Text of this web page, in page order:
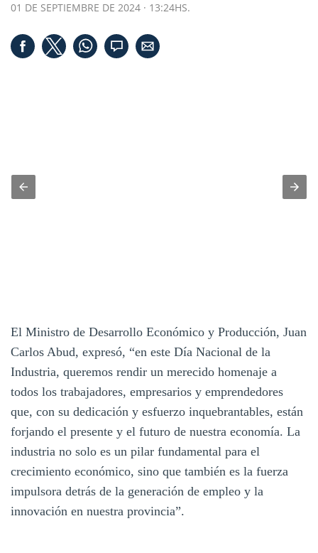
01 DE SEPTIEMBRE DE 2024 · 13:24HS.
El Ministro de Desarrollo Económico y Producción, Juan
Carlos Abud, expresó, “en este Día Nacional de la
Industria, queremos rendir un merecido homenaje a
todos los trabajadores, empresarios y emprendedores
que, con su dedicación y esfuerzo inquebrantables, están
forjando el presente y el futuro de nuestra economía. La
industria no solo es un pilar fundamental para el
crecimiento económico, sino que también es la fuerza
impulsora detrás de la generación de empleo y la
innovación en nuestra provincia”.